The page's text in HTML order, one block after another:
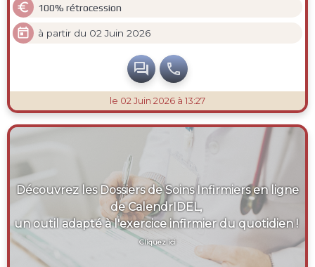
 100% rétrocession
 à partir du 02 Juin 2026
 
le 02 Juin 2026 à 13:27
Découvrez les Dossiers de Soins Infirmiers en ligne
de CalendrIDEL,
un outil adapté à l'exercice infirmier du quotidien !
Cliquez ici